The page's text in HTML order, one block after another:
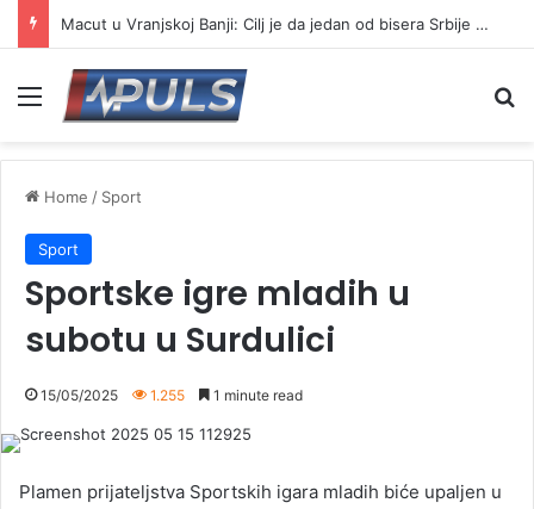
Macut u Vranjskoj Banji: Cilj je da jedan od bisera Srbije postane još jači centar banjskog turizma
Menu
Home / Sport
Sport
Sportske igre mladih u
subotu u Surdulici
15/05/2025 1.255 1 minute read
Plamen prijateljstva Sportskih igara mladih biće upaljen u